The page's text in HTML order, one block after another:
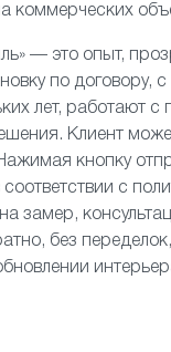
коммерческих
— это опыт,
по договору,
лет, работают
Клиент
кнопку
с
замер,
без